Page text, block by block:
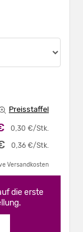
Preisstaffel
0,30 €/Stk.
0,36 €/Stk.
Versandkosten
die erste